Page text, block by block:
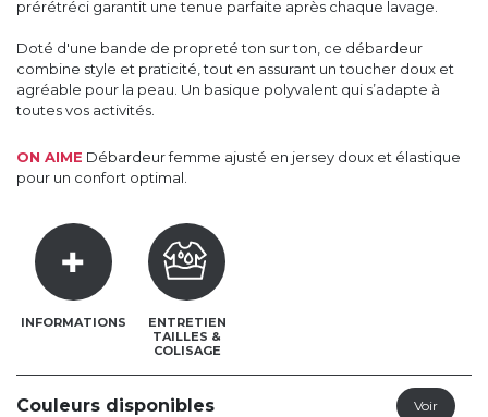
prérétréci garantit une tenue parfaite après chaque lavage.
Doté d'une bande de propreté ton sur ton, ce débardeur
combine style et praticité, tout en assurant un toucher doux et
agréable pour la peau. Un basique polyvalent qui s’adapte à
toutes vos activités.
ON AIME Débardeur femme ajusté en jersey doux et élastique
pour un confort optimal.
INFORMATIONS
ENTRETIEN
TAILLES &
COLISAGE
Couleurs disponibles